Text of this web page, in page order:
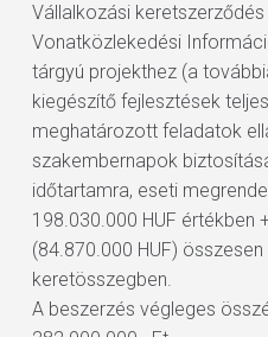
Vállalkozási
Vonatközlekedési
tárgyú projekthez (a
kiegészítő fejlesztések
meghatározott feladatok
szakembernapok
időtartamra, eseti
198.030.000 HUF értékben
(84.870.000 HUF)
keretösszegben.
A beszerzés végleges